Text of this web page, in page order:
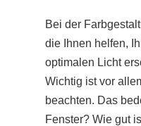
Bei der
die Ihnen helfen,
optimalen Licht
Wichtig ist vor
beachten. Das
Fenster? Wie gut